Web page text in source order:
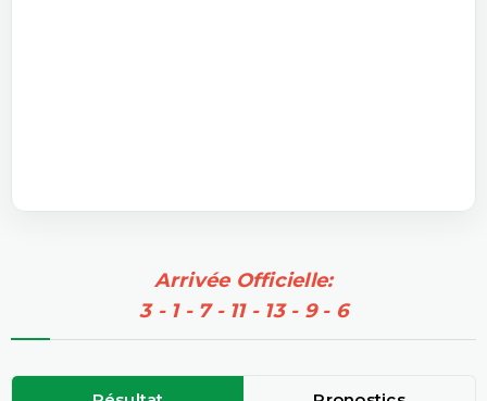
Arrivée Officielle:
3 - 1 - 7 - 11 - 13 - 9 - 6